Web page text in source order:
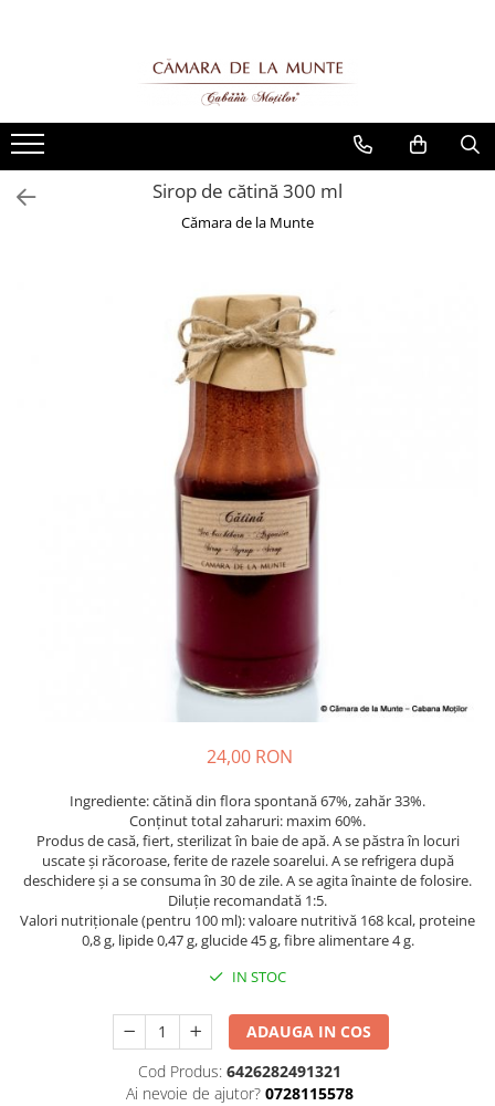
Sirop de cătină 300 ml
Cămara de la Munte
24,00 RON
Ingrediente: cătină din flora spontană 67%, zahăr 33%.
Conținut total zaharuri: maxim 60%.
Produs de casă, fiert, sterilizat în baie de apă. A se păstra în locuri
uscate și răcoroase, ferite de razele soarelui. A se refrigera după
deschidere și a se consuma în 30 de zile. A se agita înainte de folosire.
Diluție recomandată 1:5.
Valori nutriționale (pentru 100 ml): valoare nutritivă 168 kcal, proteine
0,8 g, lipide 0,47 g, glucide 45 g, fibre alimentare 4 g.
IN STOC
ADAUGA IN COS
Cod Produs: 6426282491321
Ai nevoie de ajutor? 0728115578